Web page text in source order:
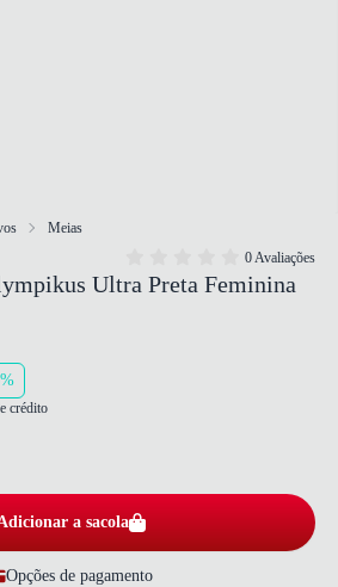
Meias
0 Avaliações
Ultra Preta Feminina
crédito
a sacola
Opções de pagamento